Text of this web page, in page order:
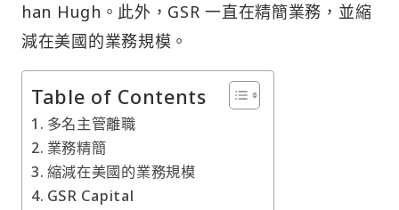
han Hugh。此外，GSR 一直在精簡業務，並縮
減在美國的業務規模。
Table of Contents
多名主管離職
業務精簡
縮減在美國的業務規模
GSR Capital